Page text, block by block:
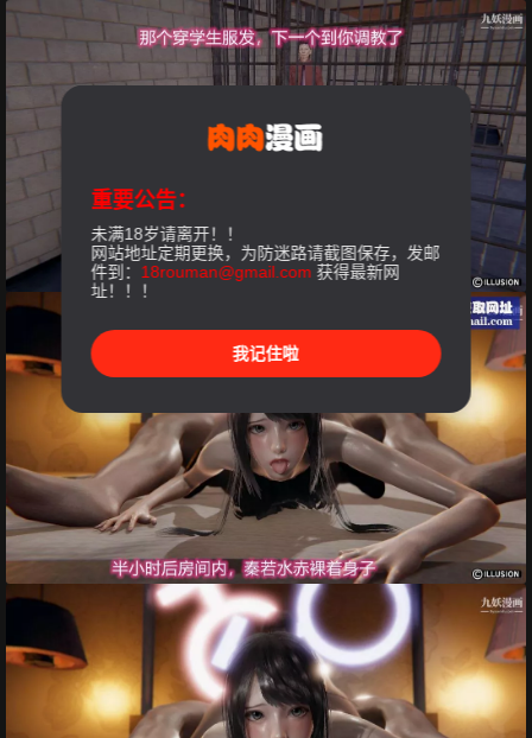
重要公告：
未满18岁请离开！！
网站地址定期更换，为防迷路请截图保存，发邮
件到： 18rouman@gmail.com 获得最新网
址！！！
我记住啦